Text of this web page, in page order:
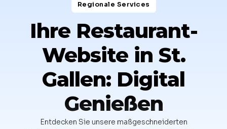
Regionale Services​
Ihre Restaurant-
Website in St.
Gallen: Digital
Genießen
Entdecken Sie unsere maßgeschneiderten